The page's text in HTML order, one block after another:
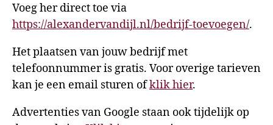
Voeg her direct toe via
https://alexandervandijl.nl/bedrijf-toevoegen/.
Het plaatsen van jouw bedrijf met
telefoonnummer is gratis. Voor overige tarieven
kan je een email sturen ofklik hier.
Advertenties van Google staan ook tijdelijk op